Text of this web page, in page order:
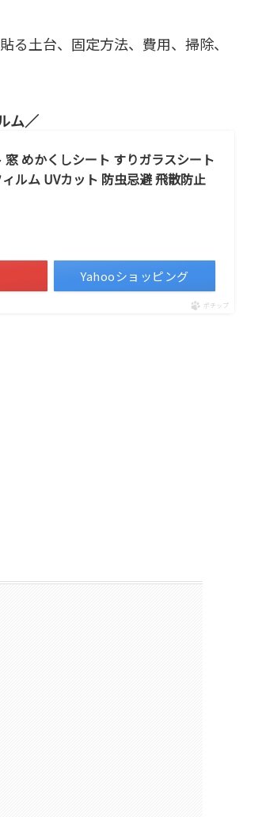
土台、固定方法、費用、掃除、
ム
めかくしシート すりガラスシート
ルム UVカット 防虫忌避 飛散防止
Yahooショッピング
ポチップ